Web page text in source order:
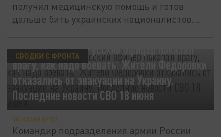
получил медицинскую помощь и готов
дальше бить украинских националистов....
Сильные духом. Русский офицер показал
врагу, как надо воевать. Жители Федоровки
отказались от эвакуации на Украину.
Последние новости СВО 18 июня
СВОДКИ С ФРОНТА
18 ИЮНЯ 07:53
Командир подразделения армии России